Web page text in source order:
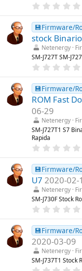
l
(
)s
l
(
)
💾Firmware/
stock
Netenergy
SM-J727T SM-
l
)
💾Firmware/
ROM Fast
06-29
Netenergy
SM-J727T1 S7
Rapida
s
l
(
💾Firmware/
U7 2020-02-
Netenergy
SM-J730F Stock
💾Firmware/
2020-03-09
Netenergy
SM-J737T1 Stock